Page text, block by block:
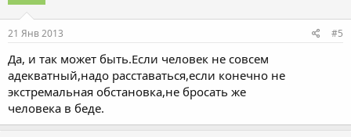
21 Янв 2013 #5
Да, и так может быть.Если человек не совсем
адекватный,надо расставаться,если конечно не
экстремальная обстановка,не бросать же
человека в беде.